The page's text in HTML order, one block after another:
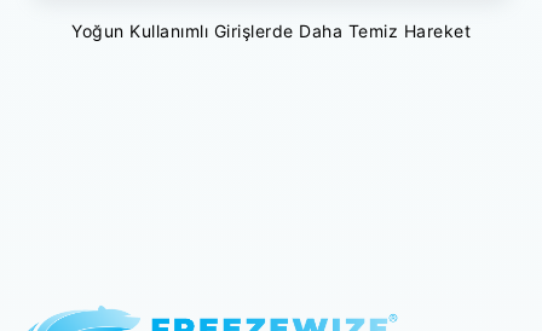
Yoğun Kullanımlı Girişlerde Daha Temiz Hareket